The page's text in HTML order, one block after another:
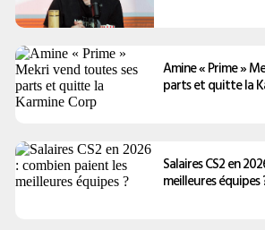
Amine « Prime »
parts et quitte la
Salaires CS2 en
meilleures équipes